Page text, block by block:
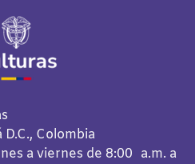
Colombia
a viernes de 8:00 a.m. a